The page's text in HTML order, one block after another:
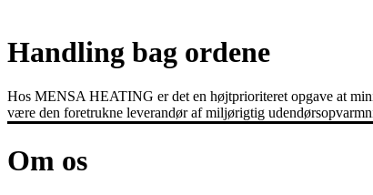
Handling bag ordene
Hos MENSA HEATING er det en højtprioriteret opgave at
være den foretrukne leverandør af miljørigtig
Om os